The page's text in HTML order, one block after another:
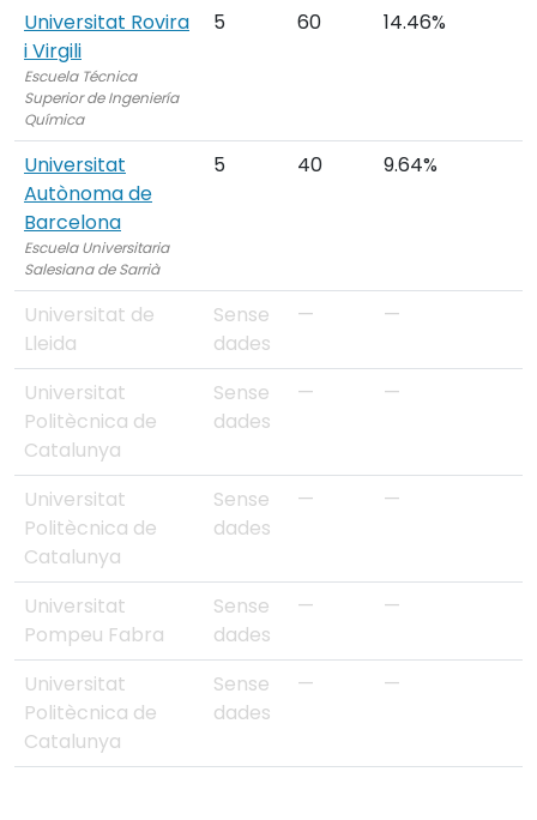
Universitat Rovira
i Virgili
Escuela Técnica
Superior de Ingeniería
Química
5 60 14.46%
Universitat
Autònoma de
Barcelona
Escuela Universitaria
Salesiana de Sarrià
5 40 9.64%
Universitat de
Lleida
Sense
dades
— —
Universitat
Politècnica de
Catalunya
Sense
dades
— —
Universitat
Politècnica de
Catalunya
Sense
dades
— —
Universitat
Pompeu Fabra
Sense
dades
— —
Universitat
Politècnica de
Catalunya
Sense
dades
— —